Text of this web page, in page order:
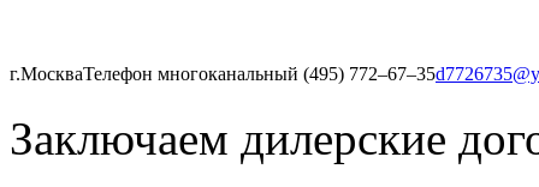
г.МоскваТелефон многоканальный (495) 772‒67‒35
Заключаем дилерские